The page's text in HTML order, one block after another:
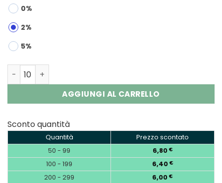
0%
2%
5%
Waspe Bar 60K | 60000 Puffs Disposable Vape
AGGIUNGI AL CARRELLO
Sconto quantità
Quantità
Prezzo scontato
50 - 99
6,80 €
100 - 199 6,40 €
200 - 299 6,00 €